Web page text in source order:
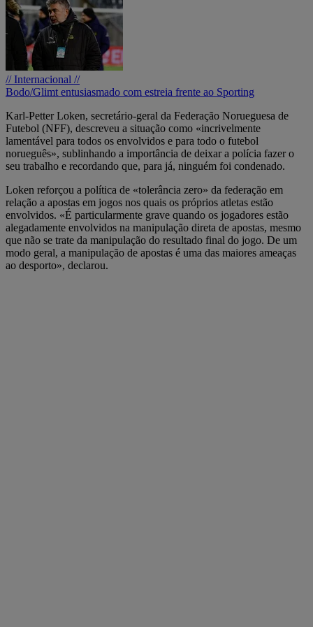
// Internacional //
Bodo/Glimt entusiasmado com estreia frente ao Sporting
Karl-Petter Loken, secretário-geral da Federação Norueguesa de
Futebol (NFF), descreveu a situação como «incrivelmente
lamentável para todos os envolvidos e para todo o futebol
norueguês», sublinhando a importância de deixar a polícia fazer o
seu trabalho e recordando que, para já, ninguém foi condenado.
Loken reforçou a política de «tolerância zero» da federação em
relação a apostas em jogos nos quais os próprios atletas estão
envolvidos. «É particularmente grave quando os jogadores estão
alegadamente envolvidos na manipulação direta de apostas, mesmo
que não se trate da manipulação do resultado final do jogo. De um
modo geral, a manipulação de apostas é uma das maiores ameaças
ao desporto», declarou.